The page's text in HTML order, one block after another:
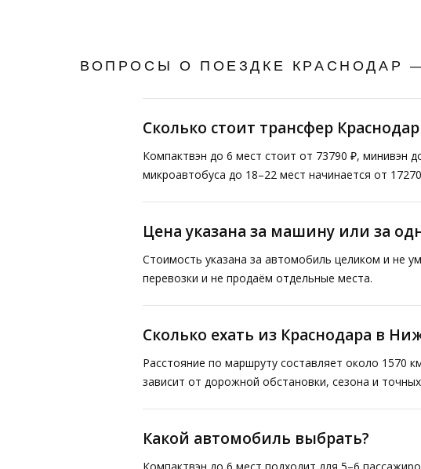
ВОПРОСЫ О ПОЕЗДКЕ КРАСНОДАР
Сколько стоит трансфер
Компактвэн до 6 мест стоит от 73790 ₽,
микроавтобуса до 18–22 мест начинается от
Цена указана за машину или за
Стоимость указана за автомобиль целиком и не
перевозки и не продаём отдельные места.
Сколько ехать из Краснодара в
Расстояние по маршруту составляет около 1570
зависит от дорожной обстановки, сезона и
Какой автомобиль выбрать?